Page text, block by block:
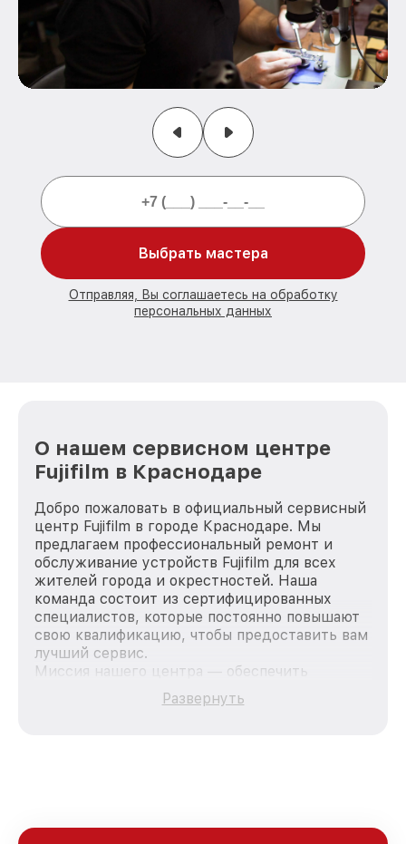
Выбрать мастера
Отправляя, Вы соглашаетесь на обработку
персональных данных
О нашем сервисном центре
Fujifilm в Краснодаре
Добро пожаловать в официальный сервисный
центр Fujifilm в городе Краснодаре. Мы
предлагаем профессиональный ремонт и
обслуживание устройств Fujifilm для всех
жителей города и окрестностей. Наша
команда состоит из сертифицированных
специалистов, которые постоянно повышают
свою квалификацию, чтобы предоставить вам
лучший сервис.
Миссия нашего центра — обеспечить
качественный и доступный ремонт для
каждого пользователя продукции Fujifilm, вне
Развернуть